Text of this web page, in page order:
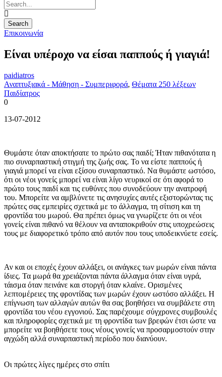
Επικοινωνία
Είναι υπέροχο να είσαι παππούς ή γιαγιά!
paidiatros
Αναπτυξιακά - Μάθηση - Συμπεριφορά, Θέματα 250 λέξεων
Παιδίατρος
0
13-07-2012
Θυμάστε όταν αποκτήσατε το πρώτο σας παιδί; Ήταν πιθανότατα η
πιο συναρπαστική στιγμή της ζωής σας. Το να είστε παππούς ή
γιαγιά μπορεί να είναι εξίσου συναρπαστικό. Να θυμάστε ωστόσο,
ότι οι νέοι γονείς μπορεί να είναι λίγο νευρικοί σε ότι αφορά το
πρώτο τους παιδί και τις ευθύνες που συνοδεύουν την ανατροφή
του. Μπορείτε να αμβλύνετε τις ανησυχίες αυτές εξιστορώντας τις
πρώτες σας εμπειρίες σχετικά με το άλλαγμα, τη σίτιση και τη
φροντίδα του μωρού. Θα πρέπει όμως να γνωρίζετε ότι οι νέοι
γονείς είναι πιθανό να θέλουν να ανταποκριθούν στις υποχρεώσεις
τους με διαφορετικό τρόπο από αυτόν που τους υποδεικνύετε εσείς.
Αν και οι εποχές έχουν αλλάξει, οι ανάγκες των μωρών είναι πάντα
ίδιες. Τα μωρά θα χρειάζονται πάντα άλλαγμα όταν είναι υγρά,
τάισμα όταν πεινάνε και στοργή όταν κλαίνε. Ορισμένες
λεπτομέρειες της φροντίδας των μωρών έχουν ωστόσο αλλάξει. Η
επίγνωση των αλλαγών αυτών θα σας βοηθήσει να συμβάλετε στη
φροντίδα του νέου εγγονιού. Σας παρέχουμε σύγχρονες συμβουλές
και πληροφορίες σχετικά με τη φροντίδα των βρεφών έτσι ώστε να
μπορείτε να βοηθήσετε τους νέους γονείς να προσαρμοστούν στην
αγχώδη αλλά συναρπαστική περίοδο που διανύουν.
Οι πρώτες λίγες ημέρες στο σπίτι